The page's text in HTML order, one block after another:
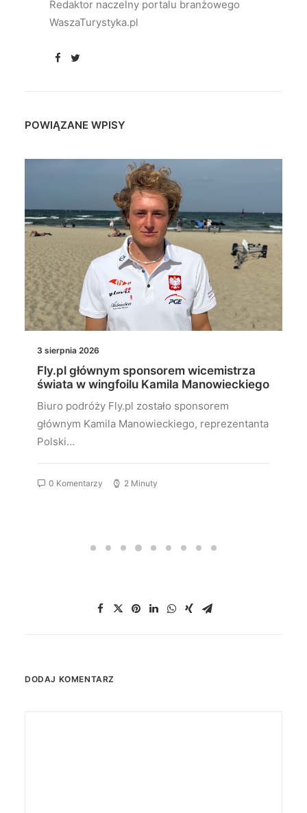
Redaktor naczelny portalu branżowego
WaszaTurystyka.pl
POWIĄZANE WPISY
3 sierpnia 2026
Fly.pl głównym sponsorem wicemistrza
świata w wingfoilu Kamila Manowieckiego
Biuro podróży Fly.pl zostało sponsorem
głównym Kamila Manowieckiego, reprezentanta
Polski…
0 Komentarzy 2 Minuty
DODAJ KOMENTARZ